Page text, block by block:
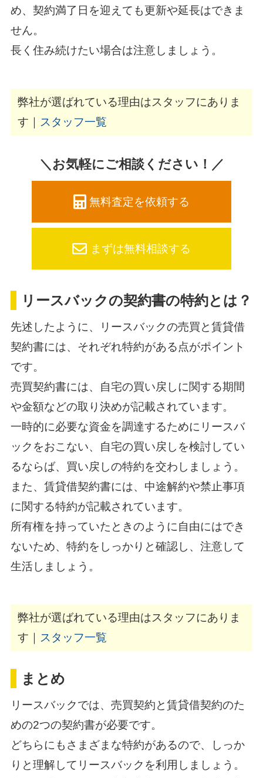
め、契約満了日を迎えても更新や延長はできま
せん。
長く住み続けたい場合は注意しましょう。
弊社が選ばれている理由はスタッフにありま
す｜
スタッフ一覧
＼お気軽にご相談ください！／
無料査定を依頼する
まずは無料相談する
リースバックの契約書の特約とは？
先述したように、リースバックの売買と賃貸借
契約書には、それぞれ特約がある点がポイント
です。
売買契約書には、自宅の買い戻しに関する期間
や金額などの取り決めが記載されています。
一時的に必要な資金を調達するためにリースバ
ックをおこない、自宅の買い戻しを検討してい
るならば、買い戻しの特約を交わしましょう。
また、賃貸借契約書には、中途解約や禁止事項
に関する特約が記載されています。
所有権を持っていたときのように自由にはでき
ないため、特約をしっかりと確認し、注意して
生活しましょう。
弊社が選ばれている理由はスタッフにありま
す｜ スタッフ一覧
まとめ
リースバックでは、売買契約と賃貸借契約のた
めの2つの契約書が必要です。
どちらにもさまざまな特約があるので、しっか
りと理解してリースバックを利用しましょう。